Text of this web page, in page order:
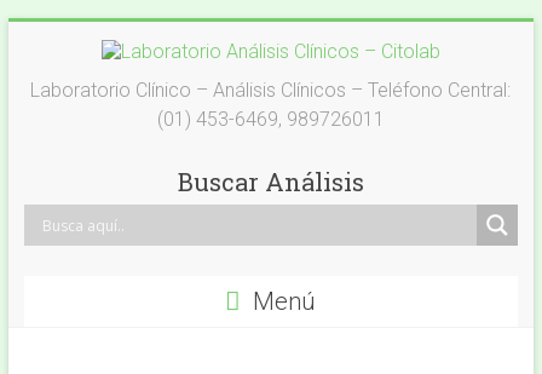
contenido
Laboratorio
Análisis
Clínicos
–
Laboratorio Clínico – Análisis Clínicos – Teléfono Central:
(01) 453-6469, 989726011
Buscar Análisis
Menú